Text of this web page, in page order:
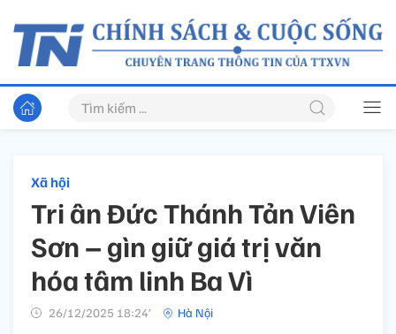
Xã hội
Tri ân Đức Thánh Tản Viên
Sơn – gìn giữ giá trị văn
hóa tâm linh Ba Vì
26/12/2025 18:24’ Hà Nội